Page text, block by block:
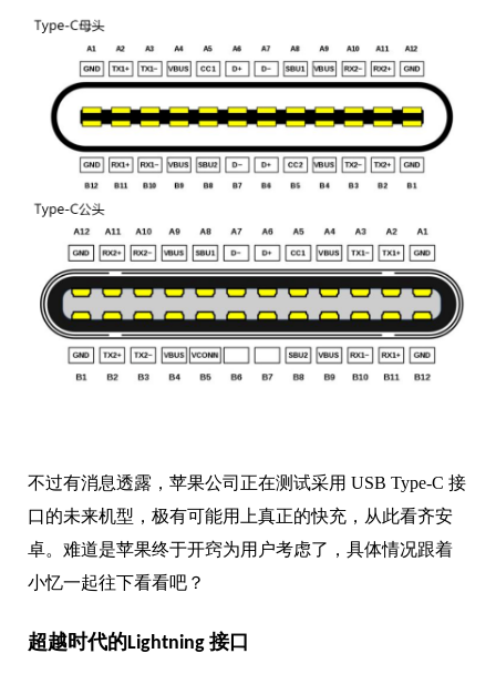
不过有消息透露，苹果公司正在测试采用 USB Type-C 接
口的未来机型，极有可能用上真正的快充，从此看齐安
卓。难道是苹果终于开窍为用户考虑了，具体情况跟着
小忆一起往下看看吧？
超越时代的Lightning 接口